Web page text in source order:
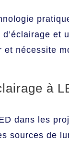
et
nécessite
à
dans les
sources de